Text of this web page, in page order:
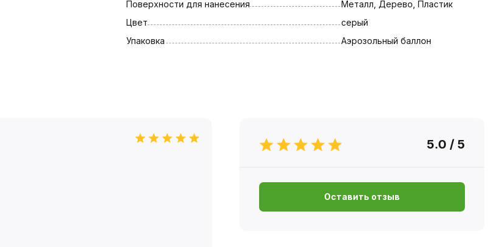
Поверхности для нанесения
Металл, Дерево, Пластик
Цвет
серый
Упаковка
Аэрозольный баллон
5.0 / 5
Оставить отзыв